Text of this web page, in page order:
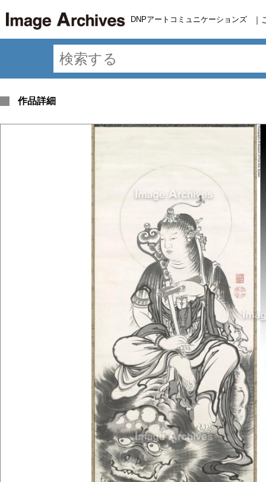
DNPアートコミュニケーションズ ｜
作品詳細